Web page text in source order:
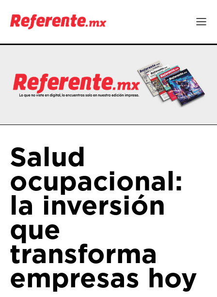
Salud
ocupacional:
la inversión
que
transforma
empresas hoy